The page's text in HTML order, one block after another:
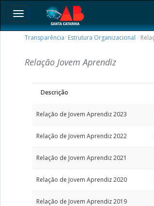
Toggle
navigation
Transparência/ Estrutura Organizacional /
Relação Jovem Aprendiz
Descrição
Relação de Jovem Aprendiz 2023
Relação de Jovem Aprendiz 2022
Relação de Jovem Aprendiz 2021
Relação de Jovem Aprendiz 2020
Relação de Jovem Aprendiz 2019